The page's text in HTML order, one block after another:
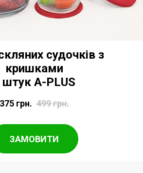
судочків з
кришками
штук A-PLUS
375 грн. 499грн.
ЗАМОВИТИ